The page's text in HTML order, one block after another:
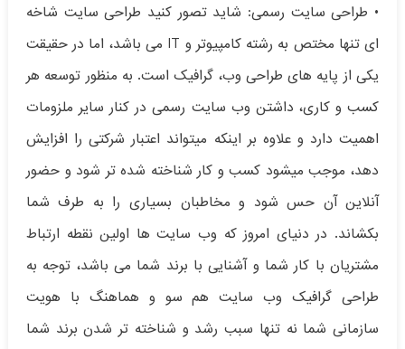
• طراحی سایت رسمی: شاید تصور کنید طراحی سایت شاخه
ای تنها مختص به رشته کامپیوتر و IT می باشد، اما در حقیقت
یکی از پایه های طراحی وب، گرافیک است. به منظور توسعه هر
کسب و کاری، داشتن وب سایت رسمی در کنار سایر ملزومات
اهمیت دارد و علاوه بر اینکه میتواند اعتبار شرکتی را افزایش
دهد، موجب میشود کسب و کار شناخته شده تر شود و حضور
آنلاین آن حس شود و مخاطبان بسیاری را به طرف شما
بکشاند. در دنیای امروز که وب سایت ها اولین نقطه ارتباط
مشتریان با کار شما و آشنایی با برند شما می باشد، توجه به
طراحی گرافیک وب سایت هم سو و هماهنگ با هویت
سازمانی شما نه تنها سبب رشد و شناخته تر شدن برند شما